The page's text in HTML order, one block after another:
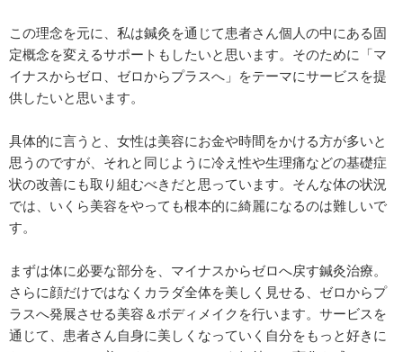
この理念を元に、私は鍼灸を通じて患者さん個人の中にある固
定概念を変えるサポートもしたいと思います。そのために「マ
イナスからゼロ、ゼロからプラスへ」をテーマにサービスを提
供したいと思います。
具体的に言うと、女性は美容にお金や時間をかける方が多いと
思うのですが、それと同じように冷え性や生理痛などの基礎症
状の改善にも取り組むべきだと思っています。そんな体の状況
では、いくら美容をやっても根本的に綺麗になるのは難しいで
す。
まずは体に必要な部分を、マイナスからゼロへ戻す鍼灸治療。
さらに顔だけではなくカラダ全体を美しく見せる、ゼロからプ
ラスへ発展させる美容＆ボディメイクを行います。サービスを
通じて、患者さん自身に美しくなっていく自分をもっと好きに